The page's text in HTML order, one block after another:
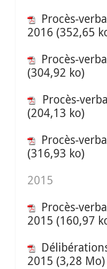
Procès-
2016 (352,65
Procès-
(304,92 ko)
Procès-
(204,13 ko)
Procès-
(316,93 ko)
2015
Procès-
2015 (160,97
2015 (3,28 Mo)